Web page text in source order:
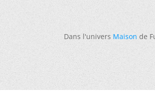
Dans l'universMaisonde